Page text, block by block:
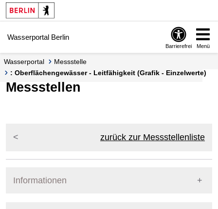
Springe zur Navigation
Springe zum Inhalt
Wasserportal Berlin
Barrierefrei Menü
Wasserportal
Messstelle
: Oberflächengewässer - Leitfähigkeit (Grafik - Einzelwerte)
Messstellen
zurück zur Messstellenliste
Informationen